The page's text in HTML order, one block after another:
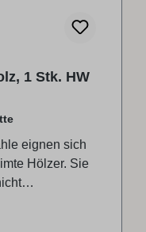
1 Stk. HW
eignen sich
Hölzer. Sie